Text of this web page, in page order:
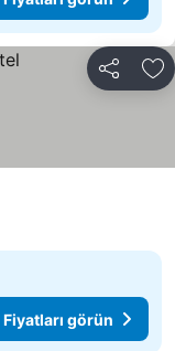
Paylaş
Fiyatları görün